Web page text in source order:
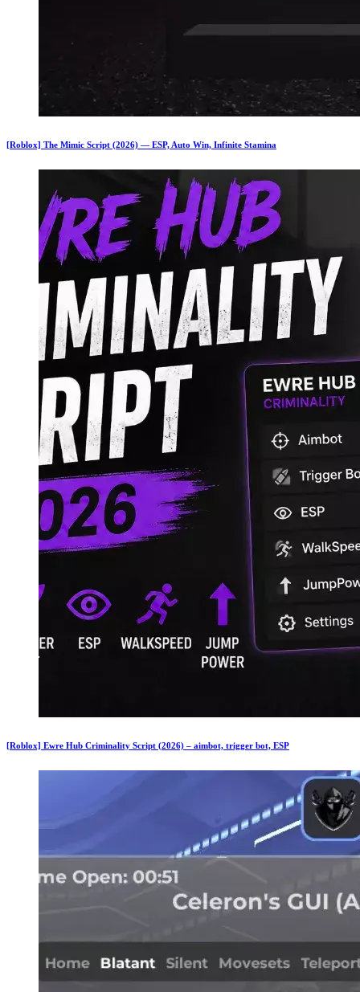
[Roblox] The Mimic Script (2026) — ESP, Auto Win, Infinite Stamina
[Roblox] Ewre Hub Criminality Script (2026) – aimbot, trigger bot, ESP